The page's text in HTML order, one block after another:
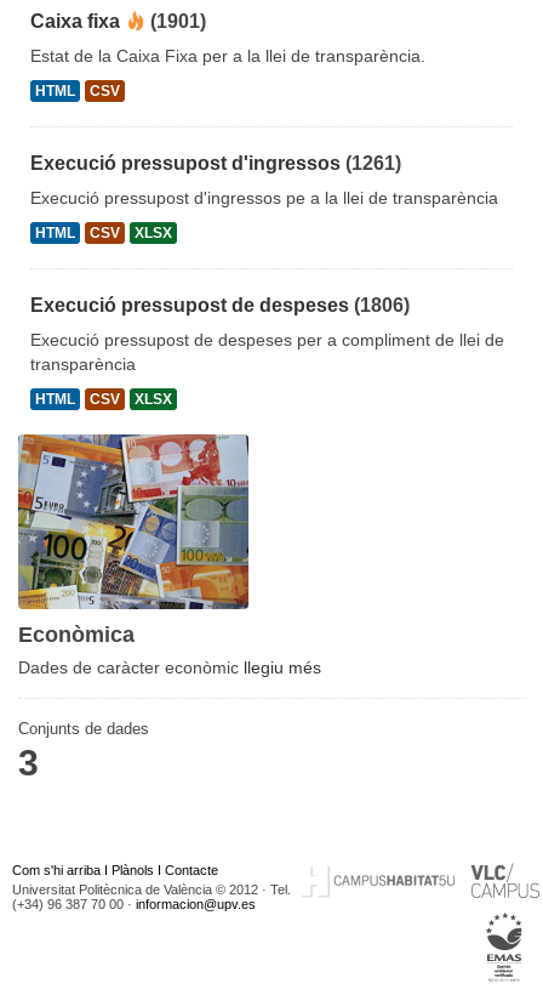
Caixa fixa (1901)
Estat de la Caixa Fixa per a la llei de transparència.
HTML CSV
Execució pressupost d'ingressos (1261)
Execució pressupost d'ingressos pe a la llei de transparència
HTML CSV XLSX
Execució pressupost de despeses (1806)
Execució pressupost de despeses per a compliment de llei de
transparència
HTML CSV XLSX
Econòmica
Dades de caràcter econòmic llegiu més
Conjunts de dades
3
Com s'hi arriba I Plànols I Contacte
Universitat Politècnica de València © 2012 · Tel.
(+34) 96 387 70 00 · informacion@upv.es